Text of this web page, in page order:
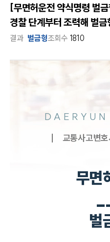
[무면허운전 약식명령 벌
경찰 단계부터 조력해 벌
결과 벌금형조회수 1810
교통사고변
무면
벌